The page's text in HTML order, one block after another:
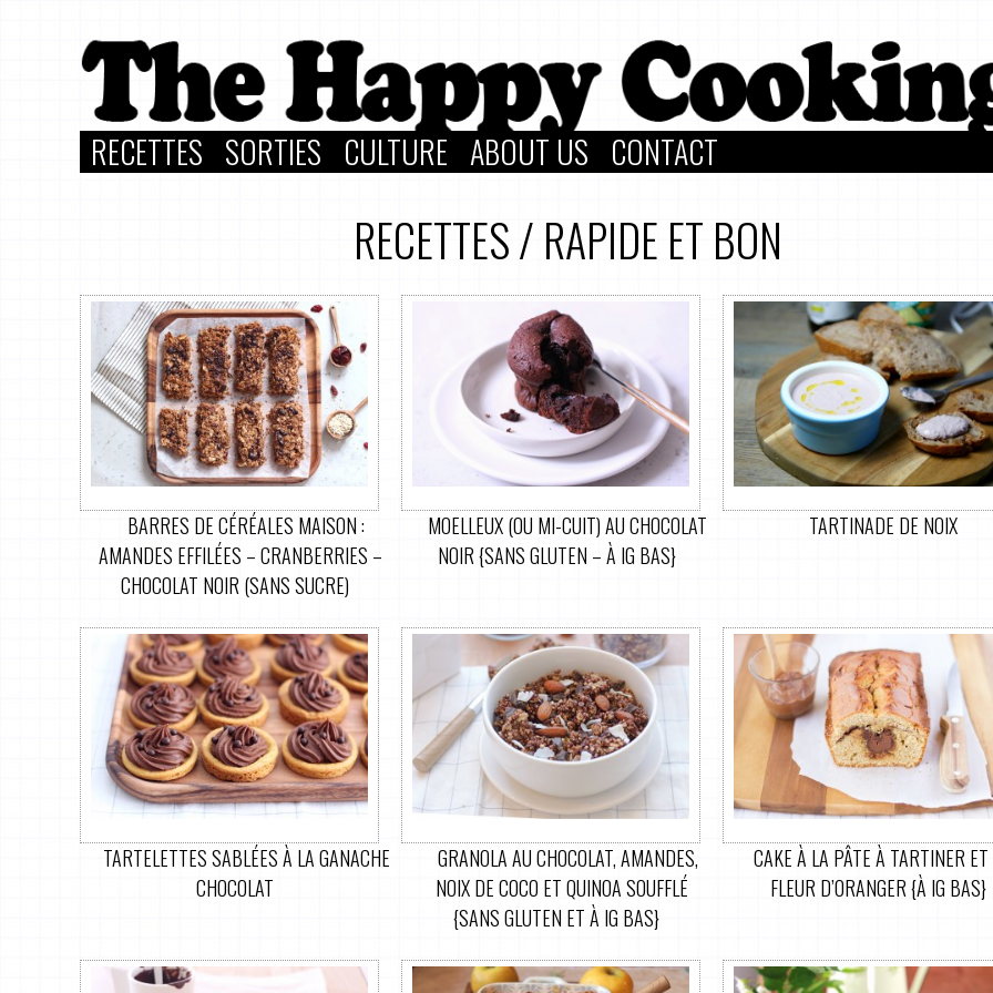
RECETTES SORTIES CULTURE ABOUT US CONTACT
RECETTES/ RAPIDE ET BON
BARRES DE CÉRÉALES MAISON :
AMANDES EFFILÉES – CRANBERRIES –
CHOCOLAT NOIR (SANS SUCRE)
MOELLEUX (OU MI-CUIT) AU CHOCOLAT
NOIR {SANS GLUTEN – À IG BAS}
TARTINADE DE NOIX
TARTELETTES SABLÉES À LA GANACHE
CHOCOLAT
GRANOLA AU CHOCOLAT, AMANDES,
NOIX DE COCO ET QUINOA SOUFFLÉ
{SANS GLUTEN ET À IG BAS}
CAKE À LA PÂTE À TARTINER
FLEUR D’ORANGER {À IG BAS}